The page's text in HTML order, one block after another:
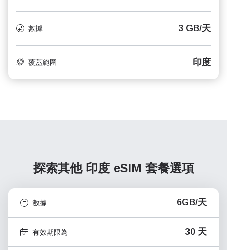
數據 3 GB/天
覆蓋範圍 印度
探索其他 印度 eSIM 套餐選項
數據 6GB/天
有效期限為 30 天